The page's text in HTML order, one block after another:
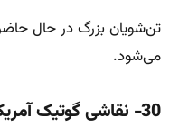
تن‌شویان بزرگ در حال
می‌شود.
30- نقاشی گوتیک آمریکایی